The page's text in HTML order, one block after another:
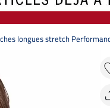
longues stretch